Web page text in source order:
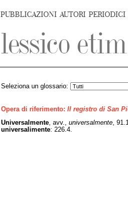
PUBBLICAZIONI AUTORI PERIODICI
Seleziona un glossario:
Opera di riferimento: Il registro di San
Universalmente , avv., universalmente ,
universalimente: 226.4.